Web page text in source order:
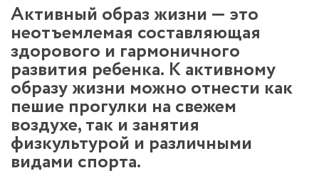
Активный образ жизни — это
неотъемлемая составляющая
здорового и гармоничного
развития ребенка. К активному
образу жизни можно отнести как
пешие прогулки на свежем
воздухе, так и занятия
физкультурой и различными
видами спорта.